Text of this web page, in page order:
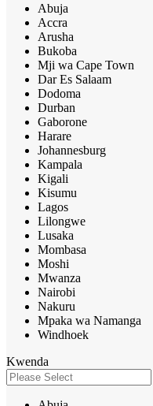
Abuja
Accra
Arusha
Bukoba
Mji wa Cape Town
Dar Es Salaam
Dodoma
Durban
Gaborone
Harare
Johannesburg
Kampala
Kigali
Kisumu
Lagos
Lilongwe
Lusaka
Mombasa
Moshi
Mwanza
Nairobi
Nakuru
Mpaka wa Namanga
Windhoek
Kwenda